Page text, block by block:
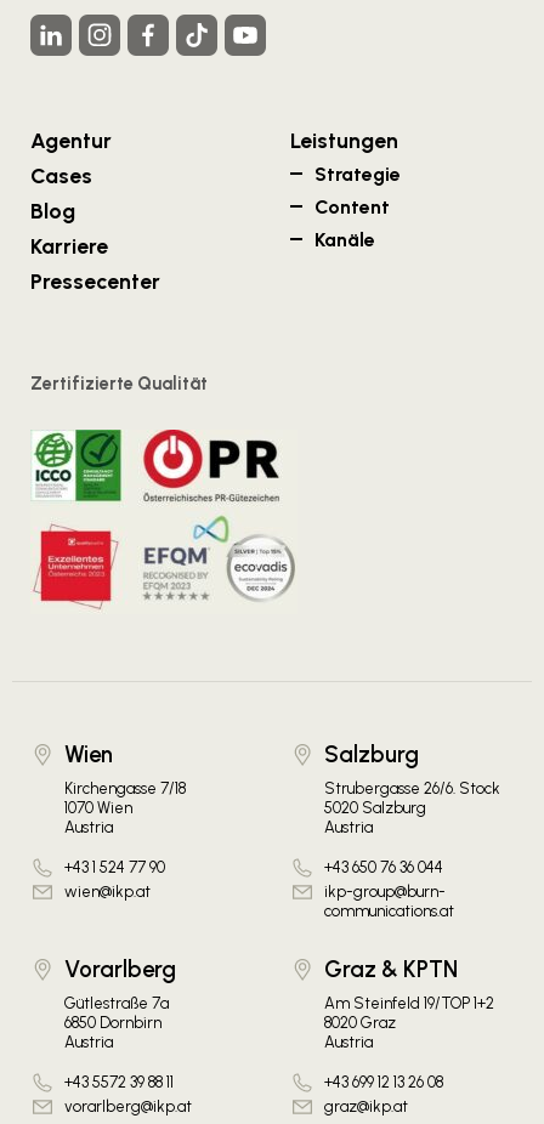
Agentur
Cases
Blog
Karriere
Pressecenter
Leistungen
Strategie
Content
Kanäle
Zertifizierte Qualität
Wien
Kirchengasse 7/18
1070 Wien
Austria
+43 1 524 77 90
wien@ikp.at
Salzburg
Strubergasse 26/6. Stock
5020 Salzburg
Austria
+43 650 76 36 044
ikp-group@burn-
communications.at
Vorarlberg
Gütlestraße 7a
6850 Dornbirn
Austria
+43 5572 39 88 11
vorarlberg@ikp.at
Graz & KPTN
Am Steinfeld 19/TOP 1+2
8020 Graz
Austria
+43 699 12 13 26 08
graz@ikp.at